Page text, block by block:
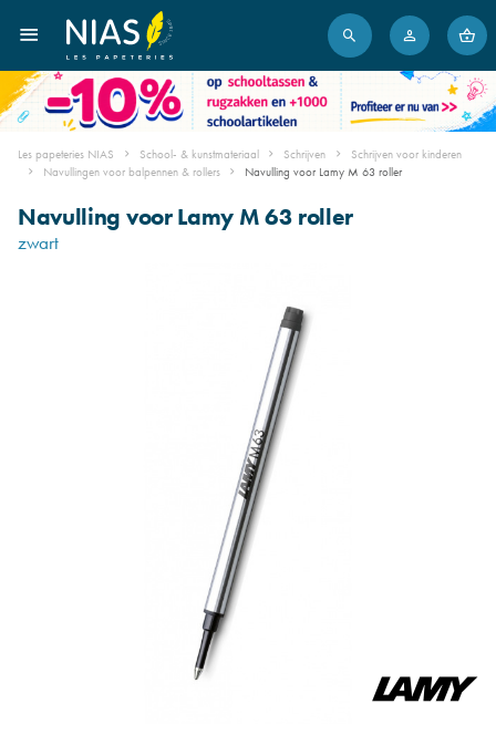
Les papeteries NIAS School- & kunstmateriaal Schrijven
Schrijven voor kinderen
Navullingen voor balpennen & rollers
Navulling voor Lamy M 63 roller
Navulling voor Lamy M 63 roller
zwart